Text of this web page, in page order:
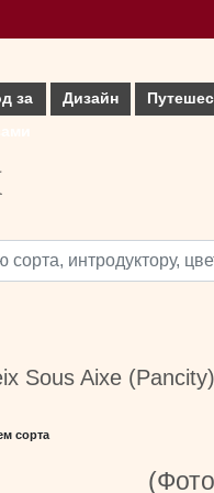
за
Дизайн
Sous Aixe (Pancity)
сорта